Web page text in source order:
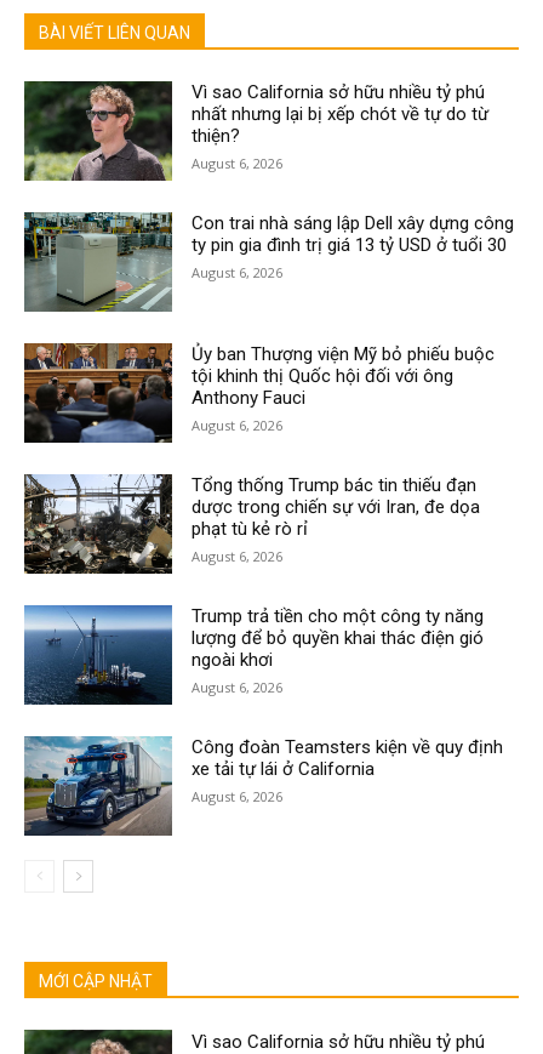
BÀI VIẾT LIÊN QUAN
Vì sao California sở hữu nhiều tỷ phú
nhất nhưng lại bị xếp chót về tự do từ
thiện?
August 6, 2026
Con trai nhà sáng lập Dell xây dựng công
ty pin gia đình trị giá 13 tỷ USD ở tuổi 30
August 6, 2026
Ủy ban Thượng viện Mỹ bỏ phiếu buộc
tội khinh thị Quốc hội đối với ông
Anthony Fauci
August 6, 2026
Tổng thống Trump bác tin thiếu đạn
dược trong chiến sự với Iran, đe dọa
phạt tù kẻ rò rỉ
August 6, 2026
Trump trả tiền cho một công ty năng
lượng để bỏ quyền khai thác điện gió
ngoài khơi
August 6, 2026
Công đoàn Teamsters kiện về quy định
xe tải tự lái ở California
August 6, 2026
MỚI CẬP NHẬT
Vì sao California sở hữu nhiều tỷ phú